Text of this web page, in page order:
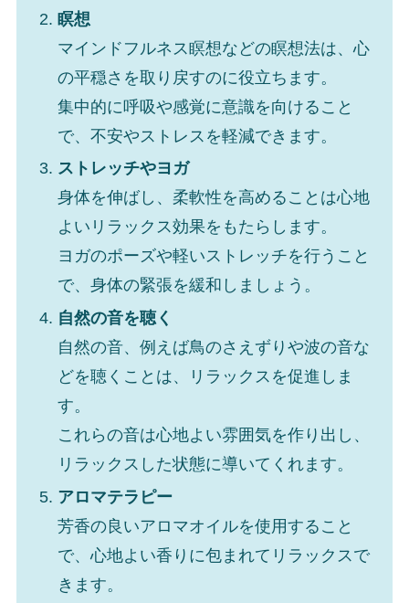
瞑想
マインドフルネス瞑想などの瞑想法は、心
の平穏さを取り戻すのに役立ちます。
集中的に呼吸や感覚に意識を向けること
で、不安やストレスを軽減できます。
ストレッチやヨガ
身体を伸ばし、柔軟性を高めることは心地
よいリラックス効果をもたらします。
ヨガのポーズや軽いストレッチを行うこと
で、身体の緊張を緩和しましょう。
自然の音を聴く
自然の音、例えば鳥のさえずりや波の音な
どを聴くことは、リラックスを促進しま
す。
これらの音は心地よい雰囲気を作り出し、
リラックスした状態に導いてくれます。
アロマテラピー
芳香の良いアロマオイルを使用すること
で、心地よい香りに包まれてリラックスで
きます。